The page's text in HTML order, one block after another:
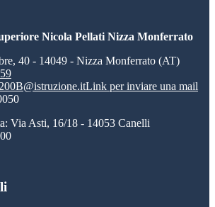
Nicola Pellati Nizza Monferrato
40 - 14049 - Nizza Monferrato (AT)
Link per inviare una mail
Via Asti, 16/18 - 14053 Canelli